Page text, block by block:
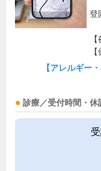
登
【アレルギー
診療／受付時間・休